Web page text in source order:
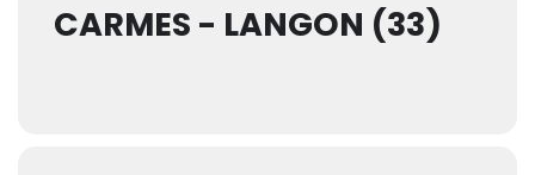
CARMES - LANGON (33)